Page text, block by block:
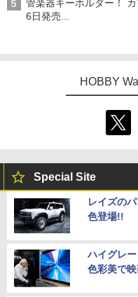
管楽器キーホルダー！
6日発売
HOBBY
Special Site
レイズの
色登場!!
ハイグレ
色彩美で